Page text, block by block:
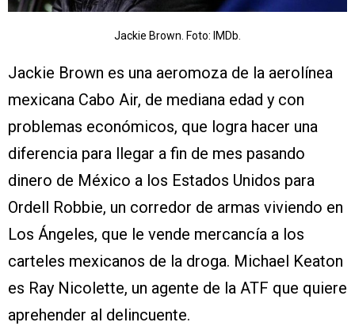
Jackie Brown. Foto: IMDb.
Jackie Brown es una aeromoza de la aerolínea
mexicana Cabo Air, de mediana edad y con
problemas económicos, que logra hacer una
diferencia para llegar a fin de mes pasando
dinero de México a los Estados Unidos para
Ordell Robbie, un corredor de armas viviendo en
Los Ángeles, que le vende mercancía a los
carteles mexicanos de la droga. Michael Keaton
es Ray Nicolette, un agente de la ATF que quiere
aprehender al delincuente.